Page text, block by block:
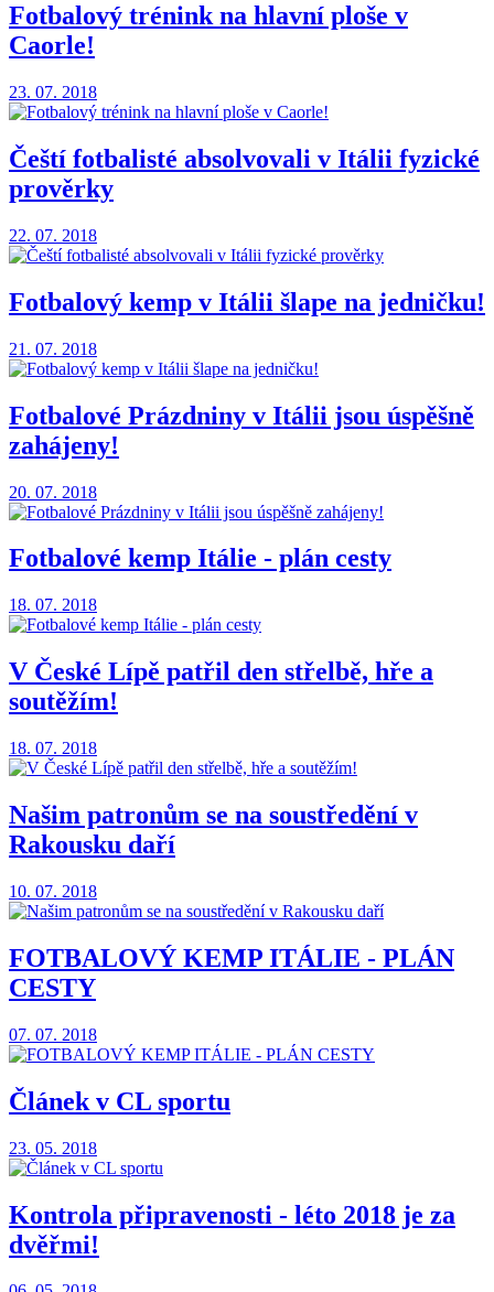
Fotbalový trénink na hlavní ploše v
Caorle!
23. 07. 2018
Čeští fotbalisté absolvovali v Itálii fyzické
prověrky
22. 07. 2018
Fotbalový kemp v Itálii šlape na jedničku!
21. 07. 2018
Fotbalové Prázdniny v Itálii jsou úspěšně
zahájeny!
20. 07. 2018
Fotbalové kemp Itálie - plán cesty
18. 07. 2018
V České Lípě patřil den střelbě, hře a
soutěžím!
18. 07. 2018
Našim patronům se na soustředění v
Rakousku daří
10. 07. 2018
FOTBALOVÝ KEMP ITÁLIE - PLÁN
CESTY
07. 07. 2018
Článek v CL sportu
23. 05. 2018
Kontrola připravenosti - léto 2018 je za
dvěřmi!